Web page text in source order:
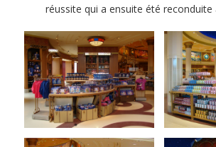
réussite qui a ensuite été reconduite